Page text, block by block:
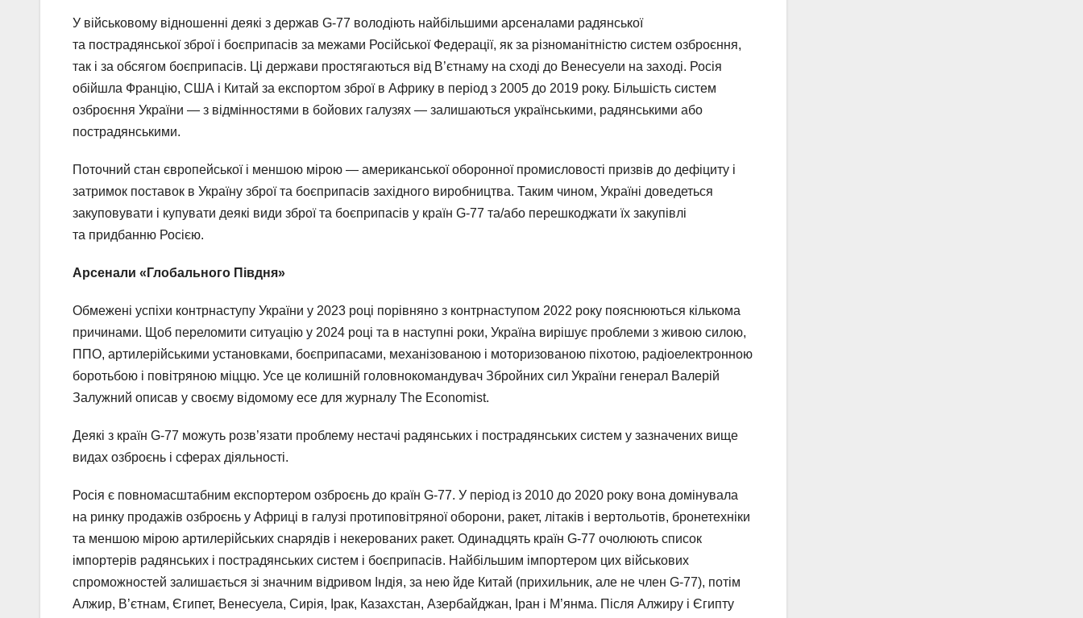
У військовому відношенні деякі з держав G-77 володіють найбільшими арсеналами радянської
та пострадянської зброї і боєприпасів за межами Російської Федерації, як за різноманітністю систем озброєння,
так і за обсягом боєприпасів. Ці держави простягаються від В’єтнаму на сході до Венесуели на заході. Росія
обійшла Францію, США і Китай за експортом зброї в Африку в період з 2005 до 2019 року. Більшість систем
озброєння України — з відмінностями в бойових галузях — залишаються українськими, радянськими або
пострадянськими.
Поточний стан європейської і меншою мірою — американської оборонної промисловості призвів до дефіциту і
затримок поставок в Україну зброї та боєприпасів західного виробництва. Таким чином, Україні доведеться
закуповувати і купувати деякі види зброї та боєприпасів у країн G-77 та/або перешкоджати їх закупівлі
та придбанню Росією.
Арсенали «Глобального Півдня»
Обмежені успіхи контрнаступу України у 2023 році порівняно з контрнаступом 2022 року пояснюються кількома
причинами. Щоб переломити ситуацію у 2024 році та в наступні роки, Україна вирішує проблеми з живою силою,
ППО, артилерійськими установками, боєприпасами, механізованою і моторизованою піхотою, радіоелектронною
боротьбою і повітряною міццю. Усе це колишній головнокомандувач Збройних сил України генерал Валерій
Залужний описав у своєму відомому есе для журналу The Economist.
Деякі з країн G-77 можуть розв’язати проблему нестачі радянських і пострадянських систем у зазначених вище
видах озброєнь і сферах діяльності.
Росія є повномасштабним експортером озброєнь до країн G-77. У період із 2010 до 2020 року вона домінувала
на ринку продажів озброєнь у Африці в галузі протиповітряної оборони, ракет, літаків і вертольотів, бронетехніки
та меншою мірою артилерійських снарядів і некерованих ракет. Одинадцять країн G-77 очолюють список
імпортерів радянських і пострадянських систем і боєприпасів. Найбільшим імпортером цих військових
спроможностей залишається зі значним відривом Індія, за нею йде Китай (прихильник, але не член G-77), потім
Алжир, В’єтнам, Єгипет, Венесуела, Сирія, Ірак, Казахстан, Азербайджан, Іран і М’янма. Після Алжиру і Єгипту